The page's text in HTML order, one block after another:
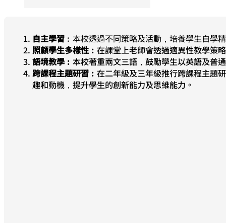
自主學習 ︰本校透過不同策略及活動，培養學生自學
照顧學生多樣性 ︰在課堂上老師會透過適異性教學策
語境教學 ︰本校著重兩文三語，鼓勵學生以英語及普
跨課程主題研習 ︰在二年級及三年級推行跨課程主題
趣和動機，提升學生的創新能力及思維能力。